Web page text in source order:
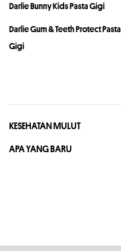
Darlie Bunny Kids Pasta Gigi
Darlie Gum & Teeth Protect Pasta
Gigi
KESEHATAN MULUT
APA YANG BARU